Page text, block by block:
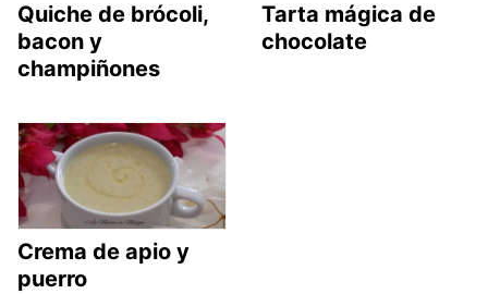
Quiche de brócoli,
bacon y
champiñones
Tarta mágica de
chocolate
Crema de apio y
puerro